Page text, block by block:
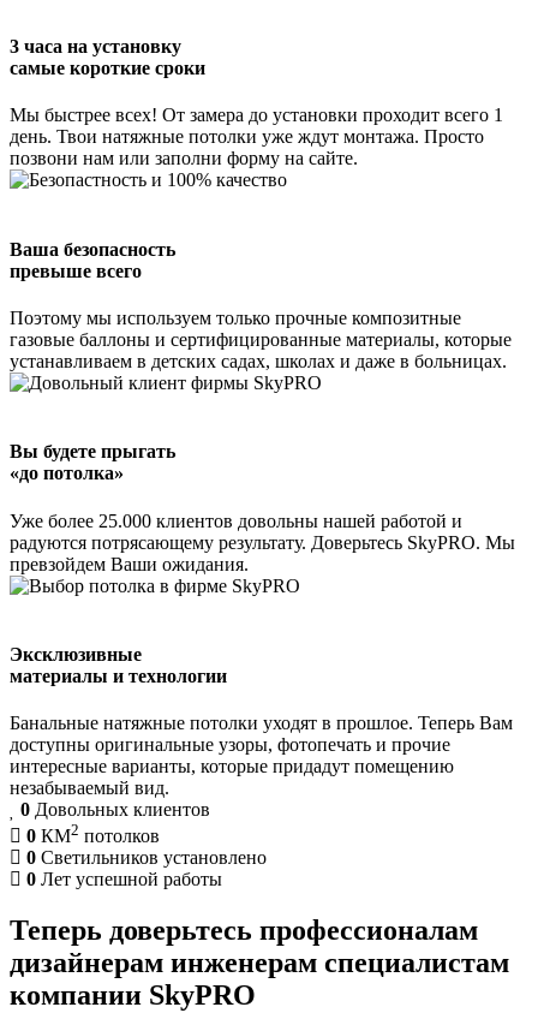
3 часа на установку
самые короткие сроки
Мы быстрее всех! От замера до установки проходит всего 1
день. Твои натяжные потолки уже ждут монтажа. Просто
позвони нам или заполни форму на сайте.
Ваша безопасность
превыше всего
Поэтому мы используем только прочные композитные
газовые баллоны и сертифицированные материалы, которые
устанавливаем в детских садах, школах и даже в больницах.
Вы будете прыгать
«до потолка»
Уже более 25.000 клиентов довольны нашей работой и
радуются потрясающему результату. Доверьтесь SkyPRO. Мы
превзойдем Ваши ожидания.
Эксклюзивные
материалы и технологии
Банальные натяжные потолки уходят в прошлое. Теперь Вам
доступны оригинальные узоры, фотопечать и прочие
интересные варианты, которые придадут помещению
незабываемый вид.
0 Довольных клиентов
0 КМ2 потолков
0 Светильников установлено
0 Лет успешной работы
Теперь доверьтесь профессионалам
дизайнерам инженерам специалистам
компании SkyPRO